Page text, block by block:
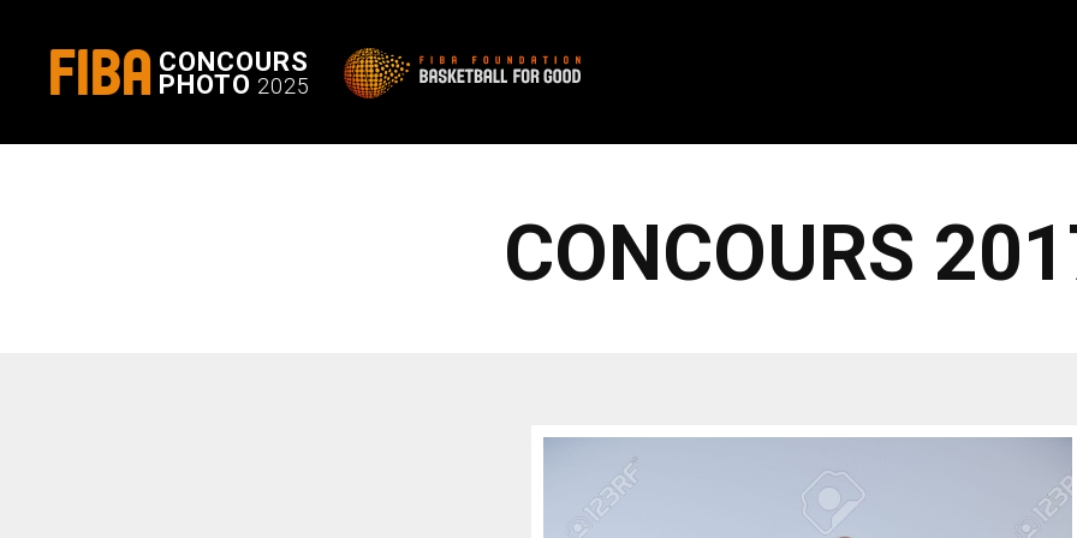
FIBA CONCOURS
PHOTO 2025
CONCOURS